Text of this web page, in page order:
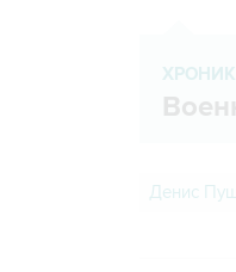
Денис